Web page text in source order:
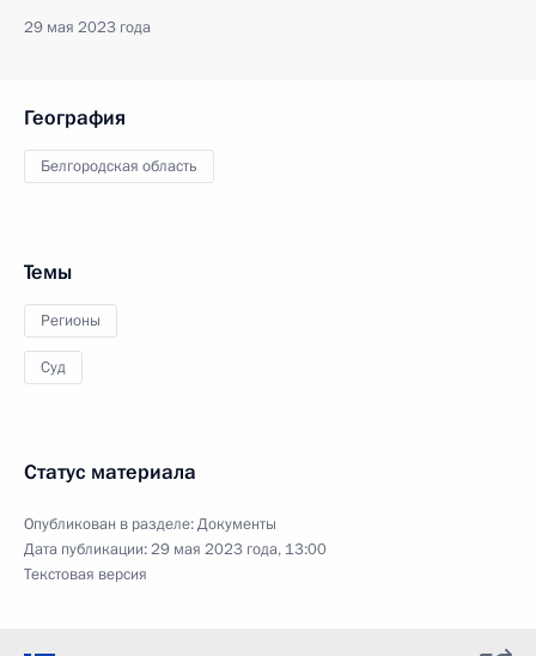
29 мая 2023 года
География
Белгородская область
Темы
Регионы
Суд
Статус материала
Опубликован в разделе:Документы
Дата публикации:29 мая 2023 года, 13:00
Текстовая версия